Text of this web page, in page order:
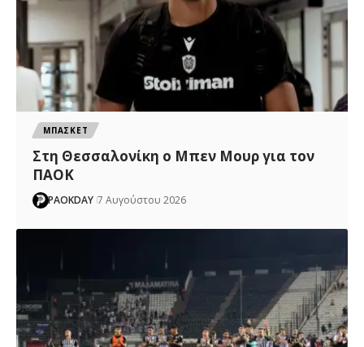
ΜΠΑΣΚΕΤ
Στη Θεσσαλονίκη ο Μπεν Μουρ για τον
ΠΑΟΚ
PAOKDAY 7 Αυγούστου 2026